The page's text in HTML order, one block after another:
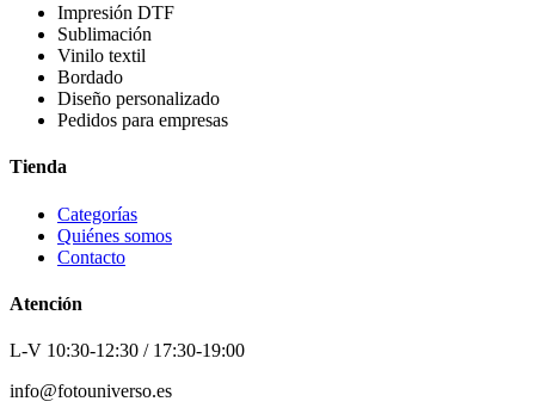
Impresión DTF
Sublimación
Vinilo textil
Bordado
Diseño personalizado
Pedidos para empresas
Tienda
Categorías
Quiénes somos
Contacto
Atención
L-V 10:30-12:30 / 17:30-19:00
info@fotouniverso.es